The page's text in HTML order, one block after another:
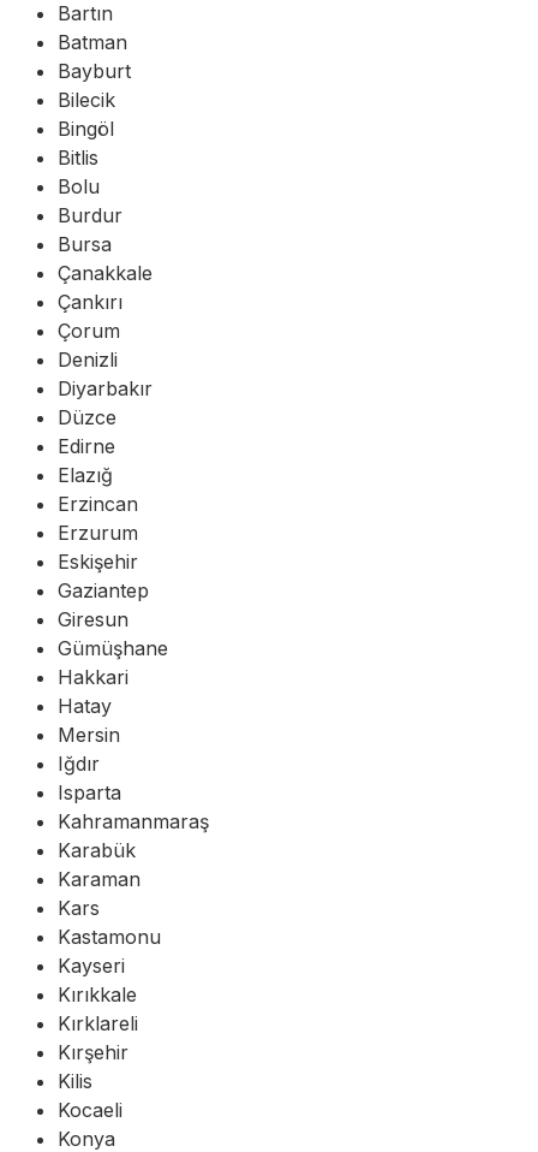
Bartın
Batman
Bayburt
Bilecik
Bingöl
Bitlis
Bolu
Burdur
Bursa
Çanakkale
Çankırı
Çorum
Denizli
Diyarbakır
Düzce
Edirne
Elazığ
Erzincan
Erzurum
Eskişehir
Gaziantep
Giresun
Gümüşhane
Hakkari
Hatay
Mersin
Iğdır
Isparta
Kahramanmaraş
Karabük
Karaman
Kars
Kastamonu
Kayseri
Kırıkkale
Kırklareli
Kırşehir
Kilis
Kocaeli
Konya